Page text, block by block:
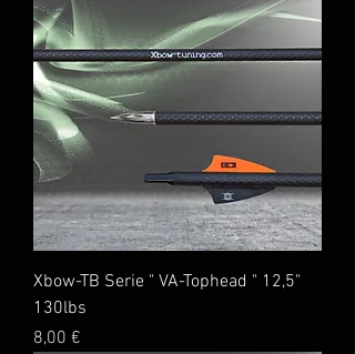
Xbow-TB Serie " VA-Tophead " 12,5"
130lbs
Preis
8,00 €